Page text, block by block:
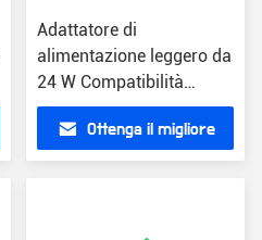
Adattatore di
alimentazione leggero da
24 W Compatibilità
universale Efficienza
Switch Mode Power Unit
Ottenga il migliore